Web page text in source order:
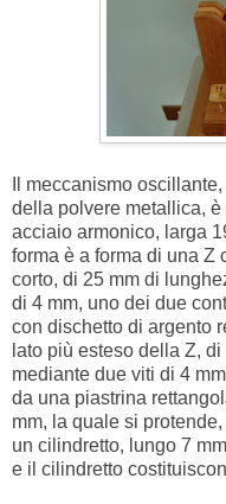
Il meccanismo
della polvere metallica,
acciaio armonico, larga
forma è a forma di una
corto, di 25 mm di
di 4 mm, uno dei due
con dischetto di argento
lato più esteso della Z,
mediante due viti di 4
da una piastrina
mm, la quale si
un cilindretto, lungo 7
e il cilindretto